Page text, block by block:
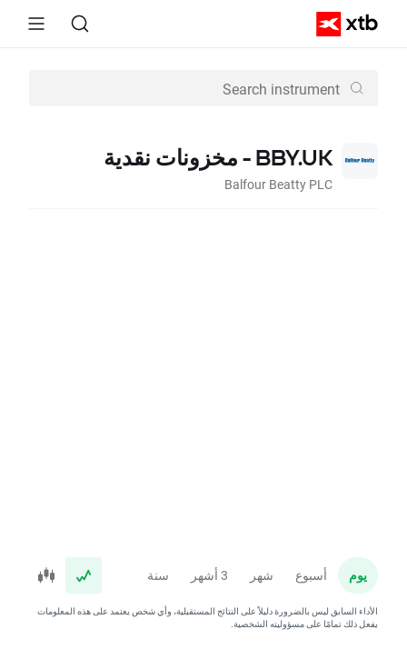
BBY.UK - مخزونات نقدية
Balfour Beatty PLC
يوم أسبوع شهر 3 أشهر سنة
الأداء السابق ليس بالضرورة دليلاً على النتائج المستقبلية، وأي شخص يعتمد على هذه المعلومات
يفعل ذلك تمامًا على مسؤوليته الشخصية.